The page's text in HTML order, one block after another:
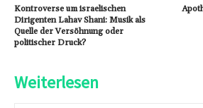
Kontroverse um israelischen
Dirigenten Lahav Shani: Musik als
Quelle der Versöhnung oder
politischer Druck?
Weiterlesen